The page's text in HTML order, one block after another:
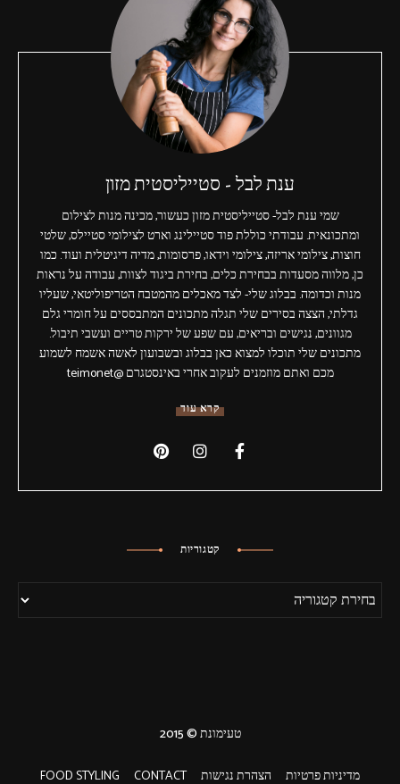
ענת לבל - סטייליסטית מזון
שמי ענת לבל- סטייליסטית מזון כעשור, מכינה מנות לצילום
ומתכונאית. עבודתי כוללת פוד סטיילינג וארט לצילומי סטיילס, שלטי
חוצות, צילומי אריזה, צילומי וידאו, פרסומות, מדיה דיגיטלית ועוד. כמו
כן, מלווה מסעדות בבחירת כלים, בחירת ביגוד לצוות, עבודה על נראות
מנות וכדומה. בבלוג שלי- לצד מאכלים מהמטבח הטריפוליטאי, שעליו
גדלתי, הצצה בסירים שלי תגלה מתכונים המתבססים על חומרי גלם
מגוונים, נגישים ובריאים, עם שפע של ירקות טריים ועשבי תיבול.
מתכונים שלי תוכלו למצוא כאן בבלוג ובשבועון לאשה אשמח לשמוע
מכם ואתם מוזמנים לעקוב אחרי באינסטגרם @teimonet
קרא עוד
קטגוריות
מדיניות פרטיות הצהרת נגישות CONTACT
FOOD STYLING
טעימונת © 2015